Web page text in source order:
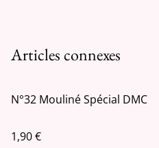
Articles connexes
N°32 Mouliné Spécial DMC
1,90 €